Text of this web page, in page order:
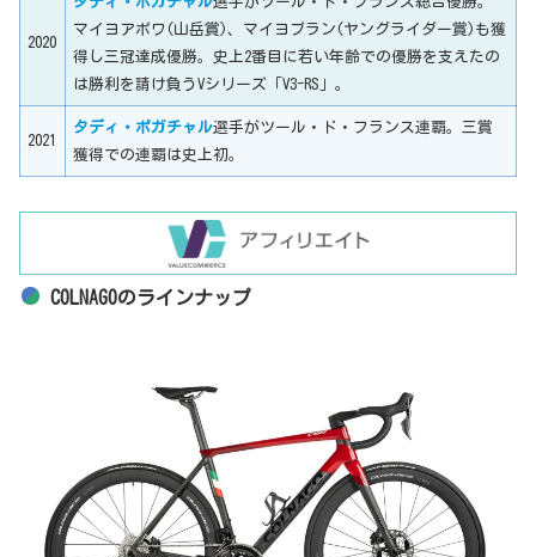
2020
マイヨアポワ(山岳賞)、マイヨブラン(ヤングライダー賞)も獲
得し三冠達成優勝。史上2番目に若い年齢での優勝を支えたの
は勝利を請け負うVシリーズ「V3-RS」。
2021
タディ・ポガチャル選手がツール・ド・フランス連覇。三賞
獲得での連覇は史上初。
COLNAGOのラインナップ